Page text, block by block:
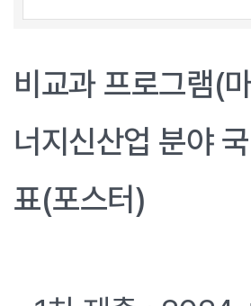
비교과 프로그램(
너지신산업 분야
표(포스터)